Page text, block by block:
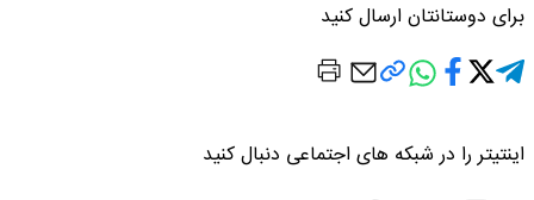
برای دوستانتان ارسال کنید
اینتیتر را در شبکه های اجتماعی دنبال کنید